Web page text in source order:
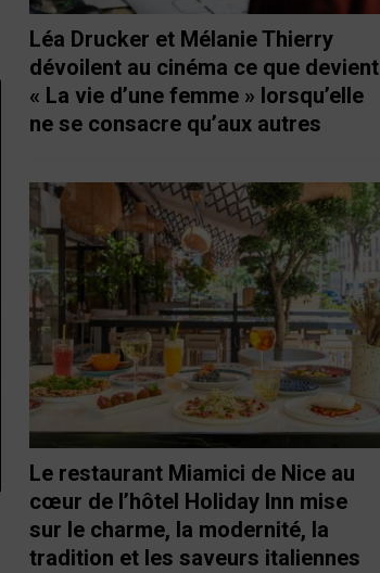
Léa Drucker et Mélanie Thierry
dévoilent au cinéma ce que devient
« La vie d’une femme » lorsqu’elle
ne se consacre qu’aux autres
Le restaurant Miamici de Nice au
cœur de l’hôtel Holiday Inn mise
sur le charme, la modernité, la
tradition et les saveurs italiennes